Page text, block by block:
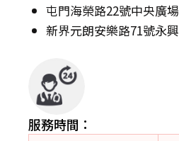
屯門海榮路22號中央廣
新界元朗安樂路71號永
服務時間：